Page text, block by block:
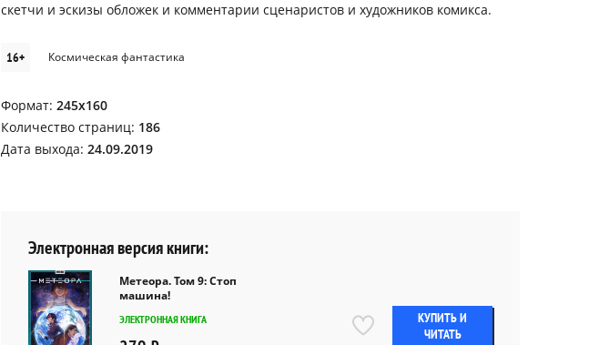
скетчи и эскизы обложек и комментарии сценаристов и художников комикса.
16+ Космическая фантастика
Формат: 245x160
Количество страниц: 186
Дата выхода: 24.09.2019
Электронная версия книги:
Метеора. Том 9: Стоп
машина!
ЭЛЕКТРОННАЯ КНИГА
КУПИТЬ И
ЧИТАТЬ